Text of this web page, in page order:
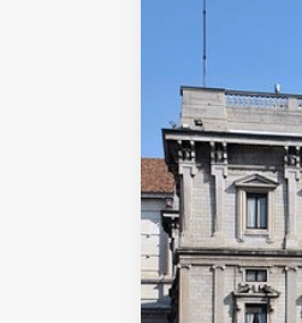
Fondato e diretto da Enzo De
EDB edizioni - Via Brivio angolo C.
Imbonati, 89 20159 Milano (Italia)
Informativa sulla privacy